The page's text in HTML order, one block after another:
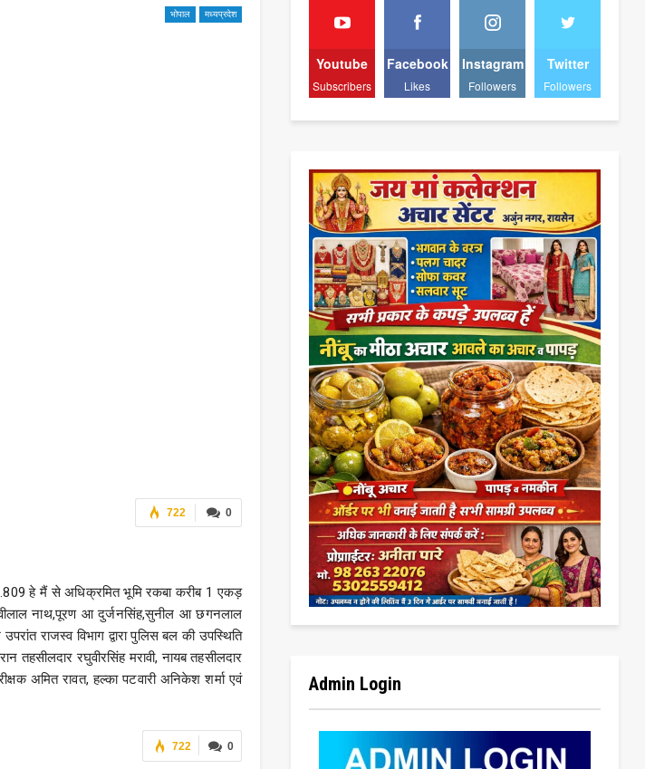
भोपाल मध्यप्रदेश
0
722
हे मैं से अधिक्रमित भूमि रकबा करीब 1 एकड़
नाथ,पूरण आ दुर्जनसिंह,सुनील आ छगनलाल
राजस्व विभाग द्वारा पुलिस बल की उपस्थिति
रघुवीरसिंह मरावी, नायब तहसीलदार
अमित रावत, हल्का पटवारी अनिकेश शर्मा एवं
0
722
Youtube
Subscribers
Facebook
Likes
Instagram
Followers
Twitter
Followers
Admin Login